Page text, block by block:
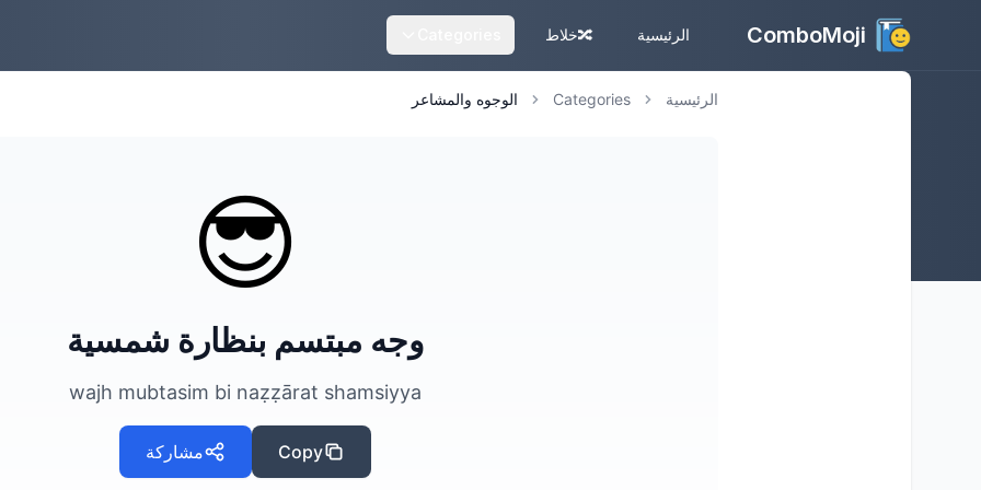
ComboMoji الرئيسية 🔀خلاط
الرئيسية Categories الوجوه والمشاعر
😎
وجه مبتسم بنظارة شمسية
wajh mubtasim bi naẓẓārat shamsiyya
Copy مشاركة